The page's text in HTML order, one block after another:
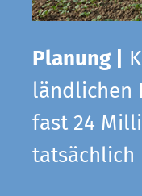
Planung |
ländlichen
fast 24
tatsächlich